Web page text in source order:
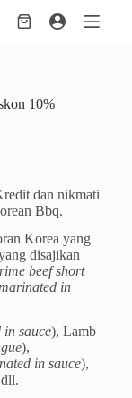
Shopping
10%
dan nikmati
Bbq.
Korea yang
disajikan
beef short
in
in sauce), Lamb
),
in sauce),